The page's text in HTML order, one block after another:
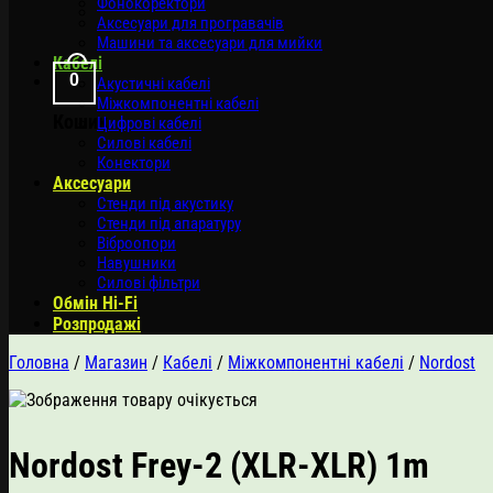
0
Кошик
Аксесуари для програвачів
Машини та аксесуари для мийки
Кабелі
Акустичні кабелі
Міжкомпонентні кабелі
Цифрові кабелі
Силові кабелі
Конектори
Аксесуари
Стенди під акустику
Стенди під апаратуру
Віброопори
Навушники
Силові фільтри
Обмін Hi-Fi
Розпродажі
Головна / Магазин / Кабелі / Міжкомпонентні кабелі / Nordost
Nordost Frey-2 (XLR-XLR) 1m